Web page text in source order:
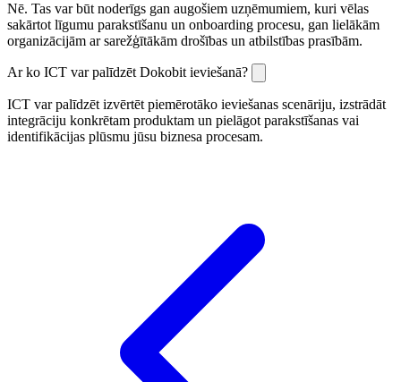
Nē. Tas var būt noderīgs gan augošiem uzņēmumiem, kuri vēlas
sakārtot līgumu parakstīšanu un onboarding procesu, gan lielākām
organizācijām ar sarežģītākām drošības un atbilstības prasībām.
Ar ko ICT var palīdzēt Dokobit ieviešanā?
ICT var palīdzēt izvērtēt piemērotāko ieviešanas scenāriju, izstrādāt
integrāciju konkrētam produktam un pielāgot parakstīšanas vai
identifikācijas plūsmu jūsu biznesa procesam.